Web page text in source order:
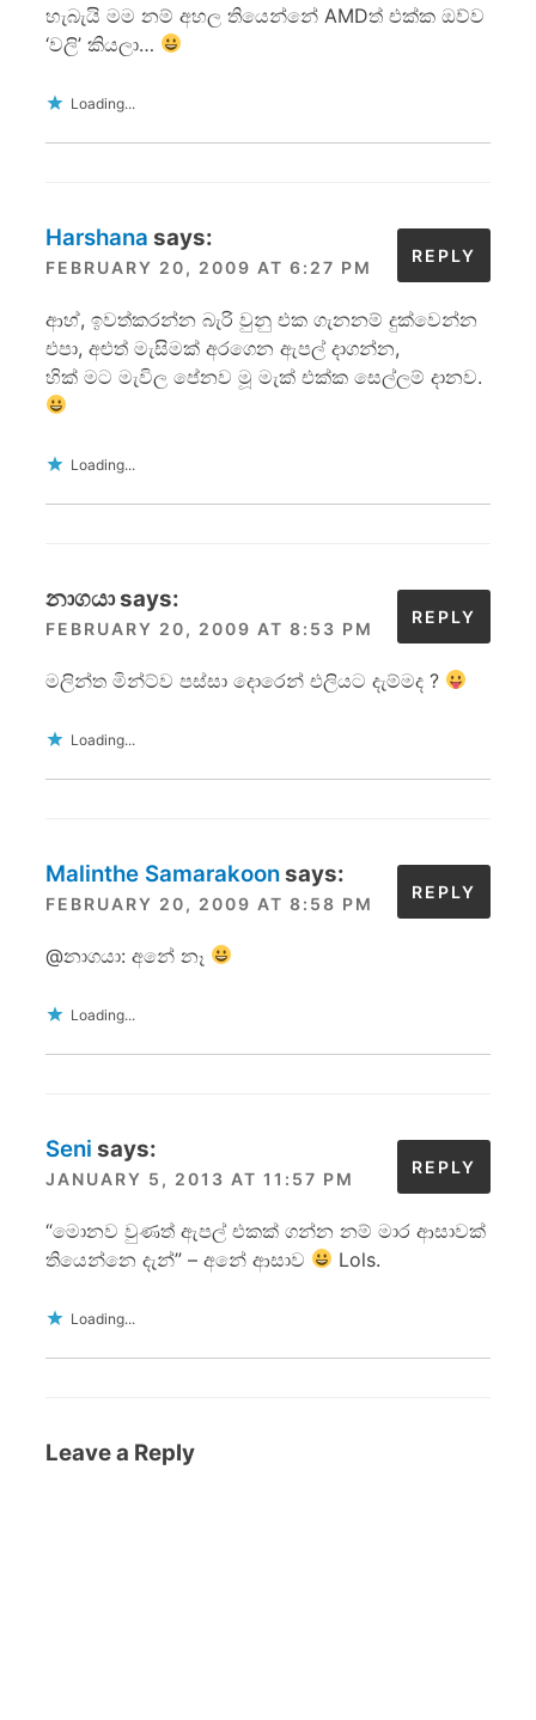
හැබැයි මම නම් අහල තියෙන්නේ AMDත් එක්ක ඔව්ව
‘වලි’ කියලා…
Loading...
Harshana says:
FEBRUARY 20, 2009 AT 6:27 PM
ආහ්, ඉවත්කරන්න බැරි වුනු එක ගැනනම් දුක්වෙන්න
එපා, අළුත් මැසිමක් අරගෙන ඇපල් දාගන්න,
හික් මට මැවි‍ල පේනව මූ මැක් එක්ක සෙල්ලම් දානව.
Loading...
REPLY
නාගයාsays:
FEBRUARY 20, 2009 AT 8:53 PM
මලින්ත මින්ට්ව පස්සා දොරෙන් එලියට දැම්මද ?
Loading...
REPLY
Malinthe Samarakoonsays:
FEBRUARY 20, 2009 AT 8:58 PM
@නාගයා: අනේ නෑ
Loading...
REPLY
Seni says:
JANUARY 5, 2013 AT 11:57 PM
“මොනව වුණත් ඇපල් එකක් ගන්න නම් මාර ආසාවක්
තියෙන්නෙ දැන්” – අනේ ආසාව
Lols.
Loading...
REPLY
Leave a Reply